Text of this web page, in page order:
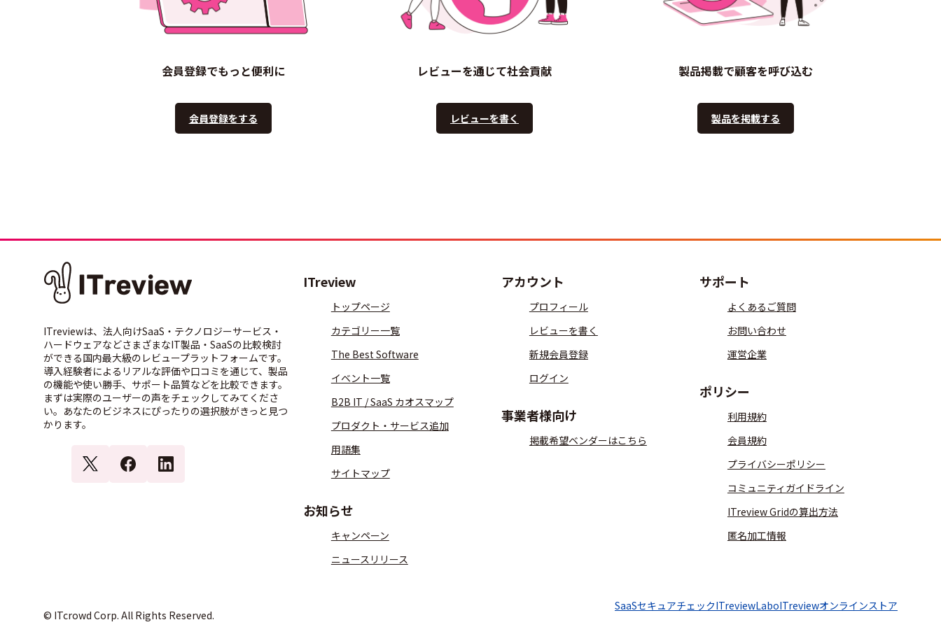
会員登録でもっと便利に
会員登録をする
レビューを通じて社会貢献
レビューを書く
製品掲載で顧客を呼び込む
製品を掲載する
ITreviewは、法人向けSaaS・テクノロジーサービス・
ハードウェアなどさまざまなIT製品・SaaSの比較検討
ができる国内最大級のレビュープラットフォームです。
導入経験者によるリアルな評価や口コミを通じて、製品
の機能や使い勝手、サポート品質などを比較できます。
まずは実際のユーザーの声をチェックしてみてくださ
い。あなたのビジネスにぴったりの選択肢がきっと見つ
かります。
ITreview
トップページ
カテゴリー一覧
The Best Software
イベント一覧
B2B IT / SaaS カオスマップ
プロダクト・サービス追加
用語集
サイトマップ
お知らせ
キャンペーン
ニュースリリース
アカウント
プロフィール
レビューを書く
新規会員登録
ログイン
事業者様向け
掲載希望ベンダーはこちら
サポート
よくあるご質問
お問い合わせ
運営企業
ポリシー
利用規約
会員規約
プライバシーポリシー
コミュニティガイドライン
ITreview Gridの算出方法
匿名加工情報
© ITcrowd Corp. All Rights Reserved.
SaaSセキュアチェックITreviewLaboITreviewオンラインストア